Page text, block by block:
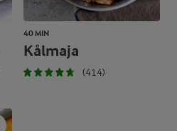
40 MIN
Kålmaja
(414)